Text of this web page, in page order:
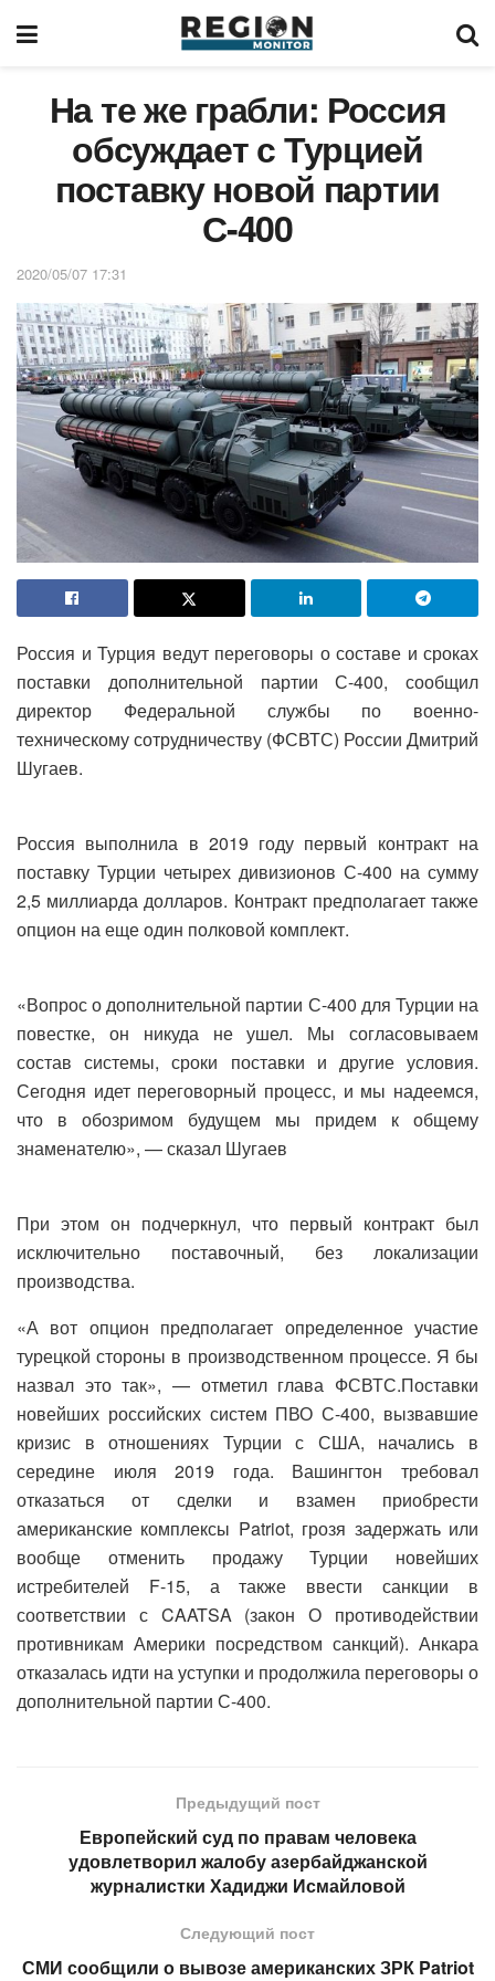
На те же грабли: Россия
обсуждает с Турцией
поставку новой партии
С-400
2020/05/07 17:31
Россия и Турция ведут переговоры о составе и сроках
поставки дополнительной партии С-400, сообщил
директор Федеральной службы по военно-
техническому сотрудничеству (ФСВТС) России Дмитрий
Шугаев.
Россия выполнила в 2019 году первый контракт на
поставку Турции четырех дивизионов С-400 на сумму
2,5 миллиарда долларов. Контракт предполагает также
опцион на еще один полковой комплект.
«Вопрос о дополнительной партии С-400 для Турции на
повестке, он никуда не ушел. Мы согласовываем
состав системы, сроки поставки и другие условия.
Сегодня идет переговорный процесс, и мы надеемся,
что в обозримом будущем мы придем к общему
знаменателю», — сказал Шугаев
При этом он подчеркнул, что первый контракт был
исключительно поставочный, без локализации
производства.
«А вот опцион предполагает определенное участие
турецкой стороны в производственном процессе. Я бы
назвал это так», — отметил глава ФСВТС.Поставки
новейших российских систем ПВО С-400, вызвавшие
кризис в отношениях Турции с США, начались в
середине июля 2019 года. Вашингтон требовал
отказаться от сделки и взамен приобрести
американские комплексы Patriot, грозя задержать или
вообще отменить продажу Турции новейших
истребителей F-15, а также ввести санкции в
соответствии с CAATSA (закон О противодействии
противникам Америки посредством санкций). Анкара
отказалась идти на уступки и продолжила переговоры о
дополнительной партии С-400.
Предыдущий пост
Европейский суд по правам человека
удовлетворил жалобу азербайджанской
журналистки Хадиджи Исмайловой
Следующий пост
СМИ сообщили о вывозе американских ЗРК Patriot